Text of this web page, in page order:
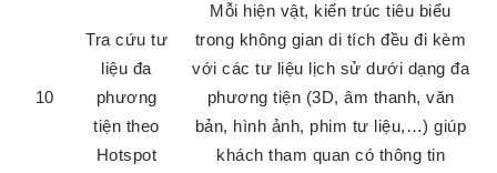
10
Tra cứu tư
liệu đa
phương
tiện theo
Hotspot
Mỗi hiện vật, kiến trúc tiêu biểu
trong không gian di tích đều đi kèm
với các tư liệu lịch sử dưới dạng đa
phương tiện (3D, âm thanh, văn
bản, hình ảnh, phim tư liệu,…) giúp
khách tham quan có thông tin